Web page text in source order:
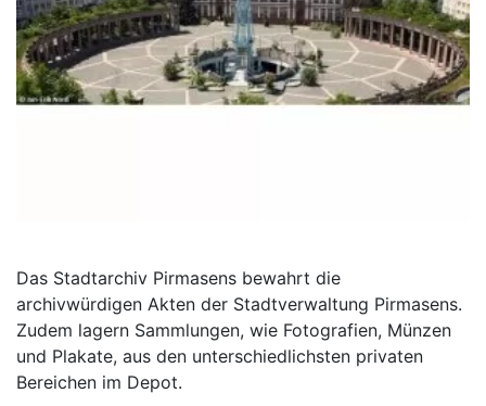
Das Stadtarchiv Pirmasens bewahrt die
archivwürdigen Akten der Stadtverwaltung Pirmasens.
Zudem lagern Sammlungen, wie Fotografien, Münzen
und Plakate, aus den unterschiedlichsten privaten
Bereichen im Depot.